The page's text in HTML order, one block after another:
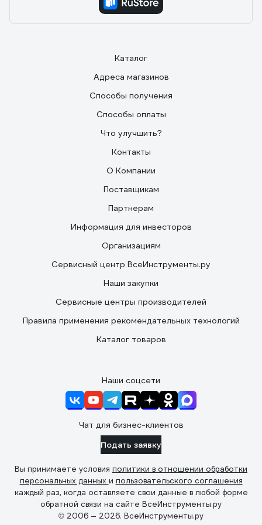
Каталог
Адреса магазинов
Способы получения
Способы оплаты
Что улучшить?
Контакты
О Компании
Поставщикам
Партнерам
Информация для инвесторов
Организациям
Сервисный центр ВсеИнструменты.ру
Наши закупки
Сервисные центры производителей
Правила применения рекомендательных технологий
Каталог товаров
Наши соцсети
Чат для бизнес-клиентов
Подать заявку
Вы принимаете условия политики в отношении обработки
персональных данных и пользовательского соглашения
каждый раз, когда оставляете свои данные в любой форме
обратной связи на сайте ВсеИнструменты.ру
© 2006 — 2026. ВсеИнструменты.ру